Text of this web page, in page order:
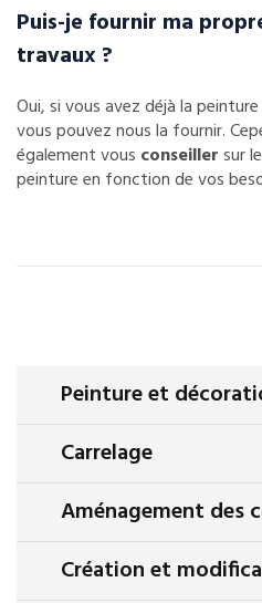
Puis-je fournir ma
travaux ?
Oui, si vous avez déjà la
vous pouvez nous la fournir.
également vous conseillersur
peinture en fonction de vos
Peinture et
Carrelage
Aménagement des
Création et